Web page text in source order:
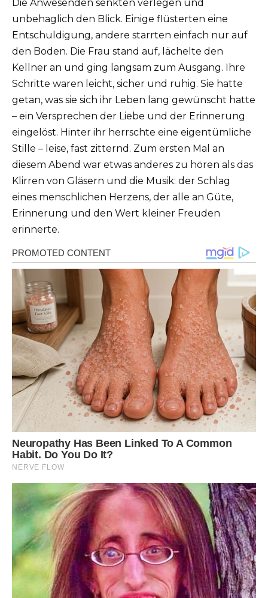
Die Anwesenden senkten verlegen und
unbehaglich den Blick. Einige flüsterten eine
Entschuldigung, andere starrten einfach nur auf
den Boden. Die Frau stand auf, lächelte den
Kellner an und ging langsam zum Ausgang. Ihre
Schritte waren leicht, sicher und ruhig. Sie hatte
getan, was sie sich ihr Leben lang gewünscht hatte
– ein Versprechen der Liebe und der Erinnerung
eingelöst. Hinter ihr herrschte eine eigentümliche
Stille – leise, fast zitternd. Zum ersten Mal an
diesem Abend war etwas anderes zu hören als das
Klirren von Gläsern und die Musik: der Schlag
eines menschlichen Herzens, der alle an Güte,
Erinnerung und den Wert kleiner Freuden
erinnerte.